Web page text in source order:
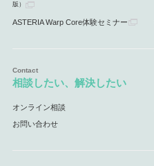
版）
ASTERIA Warp Core体験セミナー
相談したい、解決したい
オンライン相談
お問い合わせ